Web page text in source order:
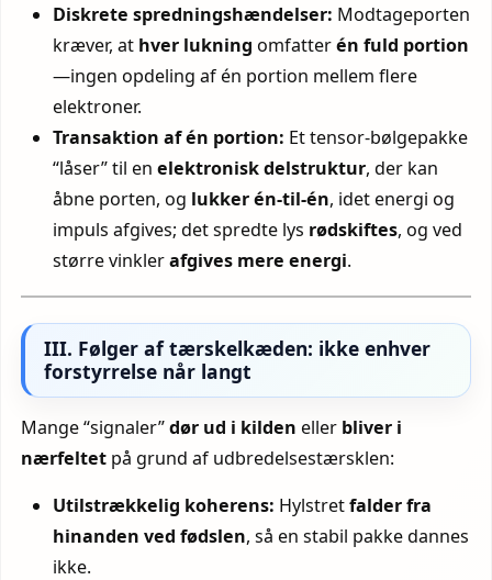
Diskrete spredningshændelser: Modtageporten
kræver, at hver lukning omfatterén fuld portion
—ingen opdeling af én portion mellem flere
elektroner.
Transaktion af én portion: Et tensor-bølgepakke
“låser” til enelektronisk delstruktur, der kan
åbne porten, og lukker én-til-én, idet energi og
impuls afgives; det spredte lys rødskiftes, og ved
større vinklerafgives mere energi.
III. Følger af tærskelkæden: ikke enhver
forstyrrelse når langt
Mange “signaler”dør ud i kilden eller bliver i
nærfeltet på grund af udbredelses­tærsklen:
Utilstrækkelig koherens: Hylstretfalder fra
hinanden ved fødslen, så en stabil pakke dannes
ikke.